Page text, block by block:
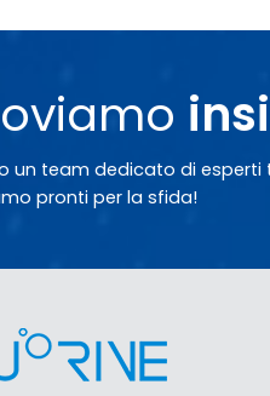
un team dedicato di
pronti per la sfida!